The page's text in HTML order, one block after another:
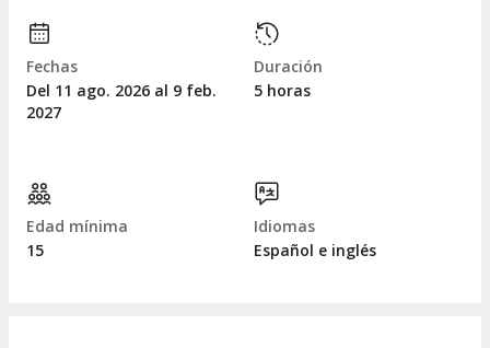
Fechas
Del 11 ago. 2026 al 9 feb.
2027
Duración
5 horas
Edad mínima
15
Idiomas
Español e inglés